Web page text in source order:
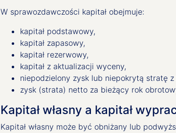
W sprawozdawczości kapitał obejmuje:
kapitał podstawowy,
kapitał zapasowy,
kapitał rezerwowy,
kapitał z aktualizacji wyceny,
niepodzielony zysk lub niepokrytą stratę z
zysk (strata) netto za bieżący rok
Kapitał własny a kapitał
Kapitał własny może być obniżany lub